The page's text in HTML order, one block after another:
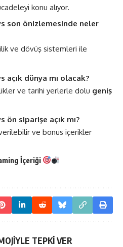
konu alıyor​.
son önizlemesinde neler
ve dövüş sistemleri ile
açık dünya mı olacak?
ve tarihi yerlerle dolu geniş
ön siparişe açık mı?
ve bonus içerikler
İçeriği
TEPKİ VER